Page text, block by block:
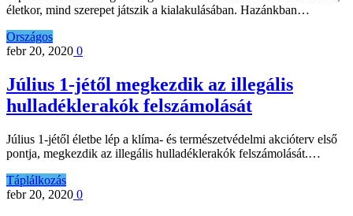
életkor, mind szerepet játszik a kialakulásában. Hazánkban…
Országos
febr 20, 2020 0
Július 1-jétől megkezdik az illegális
hulladéklerakók felszámolását
Július 1-jétől életbe lép a klíma- és természetvédelmi akcióterv első
pontja, megkezdik az illegális hulladéklerakók felszámolását.…
Táplálkozás
febr 20, 2020 0